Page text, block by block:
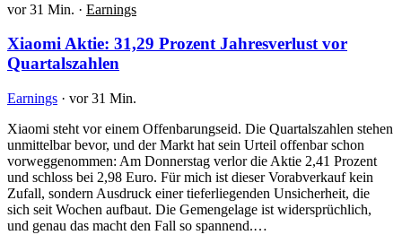
vor 31 Min. · Earnings
Xiaomi Aktie: 31,29 Prozent Jahresverlust vor
Quartalszahlen
Earnings · vor 31 Min.
Xiaomi steht vor einem Offenbarungseid. Die Quartalszahlen stehen
unmittelbar bevor, und der Markt hat sein Urteil offenbar schon
vorweggenommen: Am Donnerstag verlor die Aktie 2,41 Prozent
und schloss bei 2,98 Euro. Für mich ist dieser Vorabverkauf kein
Zufall, sondern Ausdruck einer tieferliegenden Unsicherheit, die
sich seit Wochen aufbaut. Die Gemengelage ist widersprüchlich,
und genau das macht den Fall so spannend.…